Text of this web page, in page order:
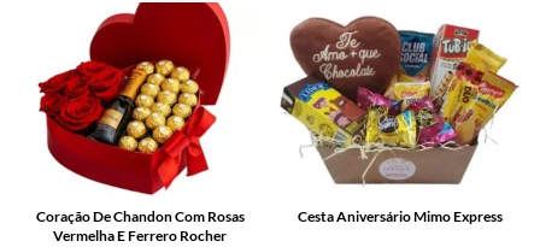
Coração De Chandon Com Rosas
Vermelha E Ferrero Rocher
Cesta Aniversário Mimo Express